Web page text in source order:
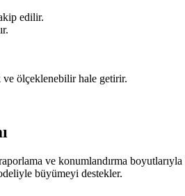
edilir.
ve ölçeklenebilir hale getirir.
ve konumlandırma
büyümeyi destekler.